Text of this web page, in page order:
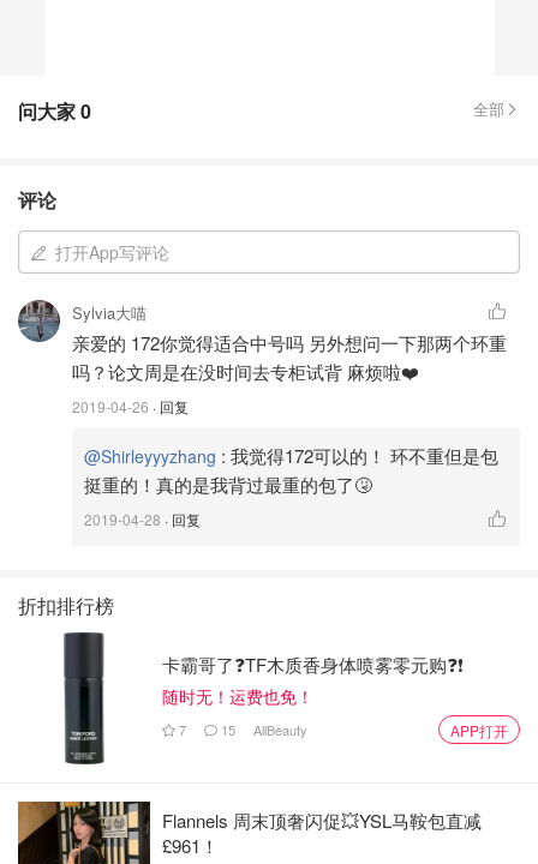
问大家0 全部
评论
打开App写评论
Sylvia大喵
亲爱的 172你觉得适合中号吗 另外想问一下那两个环重
吗？论文周是在没时间去专柜试背 麻烦啦❤️
2019-04-26 · 回复
@Shirleyyyzhang : 我觉得172可以的！ 环不重但是包
挺重的！真的是我背过最重的包了🤧
2019-04-28 · 回复
折扣排行榜
卡霸哥了❓TF木质香身体喷雾零元购❓❗
随时无！运费也免！
7 15 AllBeauty APP打开
Flannels 周末顶奢闪促💥YSL马鞍包直减
£961！